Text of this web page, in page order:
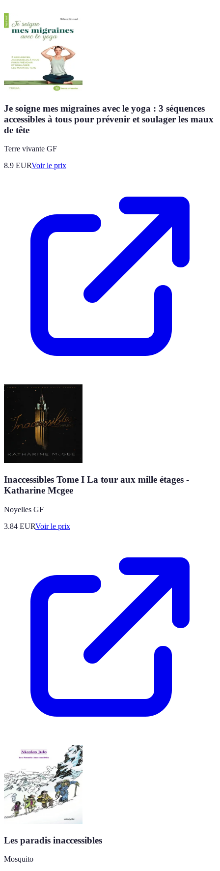
Je soigne mes migraines avec le yoga : 3 séquences
accessibles à tous pour prévenir et soulager les maux
de tête
Terre vivante GF
8.9 EURVoir le prix
Inaccessibles Tome I La tour aux mille étages -
Katharine Mcgee
Noyelles GF
3.84 EURVoir le prix
Les paradis inaccessibles
Mosquito